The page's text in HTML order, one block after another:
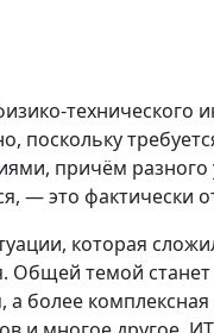
технического
поскольку
причём разного
— это фактически
которая
Общей темой
а более